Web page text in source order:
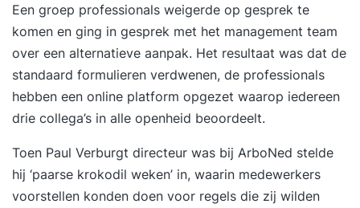
Een groep professionals weigerde op gesprek te
komen en ging in gesprek met het management team
over een alternatieve aanpak. Het resultaat was dat de
standaard formulieren verdwenen, de professionals
hebben een online platform opgezet waarop iedereen
drie collega’s in alle openheid beoordeelt.
Toen Paul Verburgt directeur was bij ArboNed stelde
hij ‘paarse krokodil weken’ in, waarin medewerkers
voorstellen konden doen voor regels die zij wilden